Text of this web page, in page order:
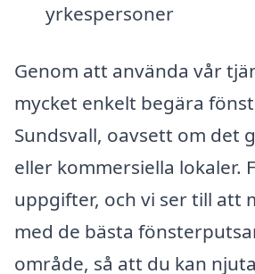
yrkespersoner
Genom att använda vår
mycket enkelt begära
Sundsvall, oavsett om det
eller kommersiella lokaler.
uppgifter, och vi ser till att
med de bästa
område, så att du kan